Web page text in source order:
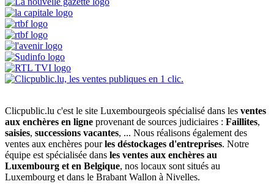
Clicpublic.lu c'est le site Luxembourgeois spécialisé dans les ventes
aux enchères en ligne provenant de sources judiciaires : Faillites,
saisies, successions vacantes, ... Nous réalisons également des
ventes aux enchères pourles déstockages d'entreprises. Notre
équipe est spécialisée dans les ventes aux enchères au
Luxembourg et en Belgique, nos locaux sont situés au
Luxembourg et dans le Brabant Wallon à Nivelles.